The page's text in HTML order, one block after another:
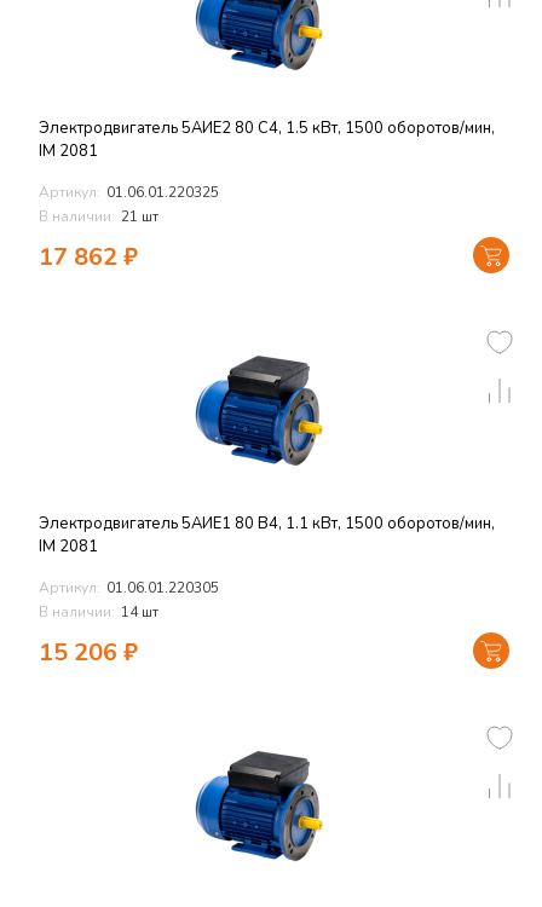
Электродвигатель 5АИЕ2 80 C4, 1.5 кВт, 1500 оборотов/мин,
IM 2081
Артикул: 01.06.01.220325
В наличии: 21 шт
17 862₽
Электродвигатель 5АИЕ1 80 B4, 1.1 кВт, 1500 оборотов/мин,
IM 2081
Артикул: 01.06.01.220305
В наличии: 14 шт
15 206 ₽